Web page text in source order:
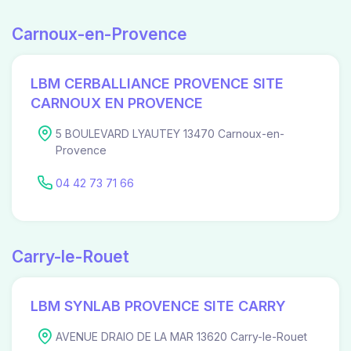
Carnoux-en-Provence
LBM CERBALLIANCE PROVENCE SITE
CARNOUX EN PROVENCE
5 BOULEVARD LYAUTEY 13470 Carnoux-en-
Provence
04 42 73 71 66
Carry-le-Rouet
LBM SYNLAB PROVENCE SITE CARRY
AVENUE DRAIO DE LA MAR 13620 Carry-le-Rouet